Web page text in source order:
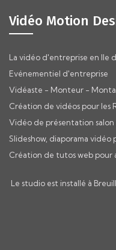
Vidéo Motion
La vidéo d'entreprise en Ile
Evénementiel d'entreprise
Vidéaste - Monteur -
Création de vidéos pour les
Vidéo de présentation salon
Slideshow, diaporama vidéo
Création de tutos web pour
Le studio est installé à